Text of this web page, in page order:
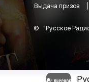
Выдача призов
© "Русское